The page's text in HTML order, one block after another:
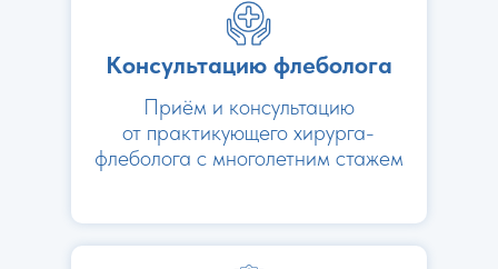
Консультацию флеболога
Приём и консультацию
от практикующего хирурга-
флеболога с многолетним стажем